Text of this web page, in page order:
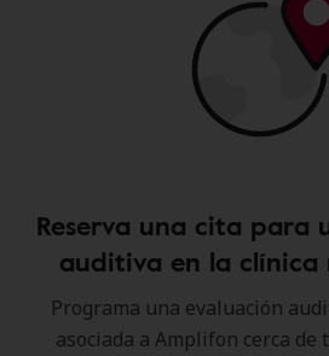
Reserva una cita para
auditiva en la clínica
Programa una evaluación
asociada a Amplifon cerca de